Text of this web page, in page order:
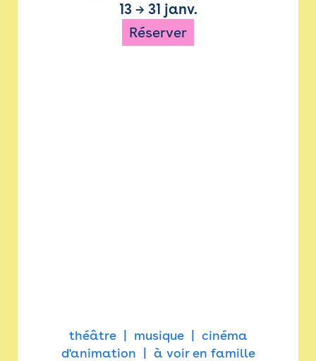
13→ 31 janv.
Réserver
théâtre musique
cinéma
d'animation
à voir en famille